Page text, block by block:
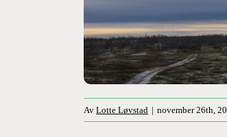
Av Lotte Løvstad | november 26th,